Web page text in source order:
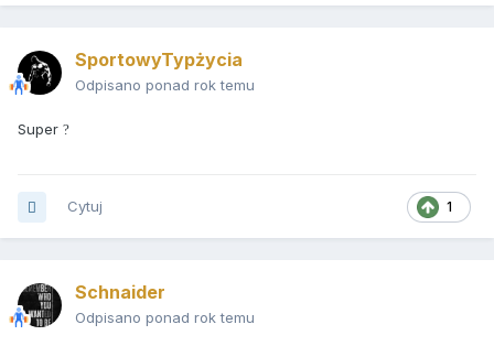
SportowyTypżycia
Odpisano ponad rok temu
Super ?
1
Cytuj
Schnaider
Odpisano ponad rok temu